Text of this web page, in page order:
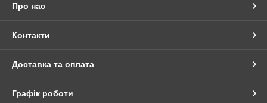
Про нас
Контакти
Доставка та оплата
Графік роботи